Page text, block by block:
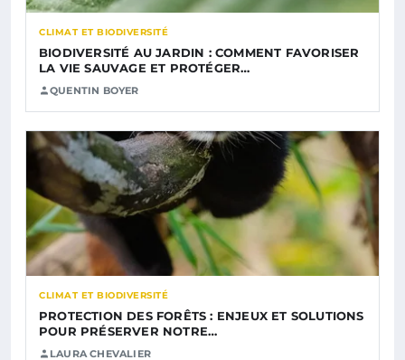
CLIMAT ET BIODIVERSITÉ
BIODIVERSITÉ AU JARDIN : COMMENT FAVORISER
LA VIE SAUVAGE ET PROTÉGER…
QUENTIN BOYER
CLIMAT ET BIODIVERSITÉ
PROTECTION DES FORÊTS : ENJEUX ET SOLUTIONS
POUR PRÉSERVER NOTRE…
LAURA CHEVALIER